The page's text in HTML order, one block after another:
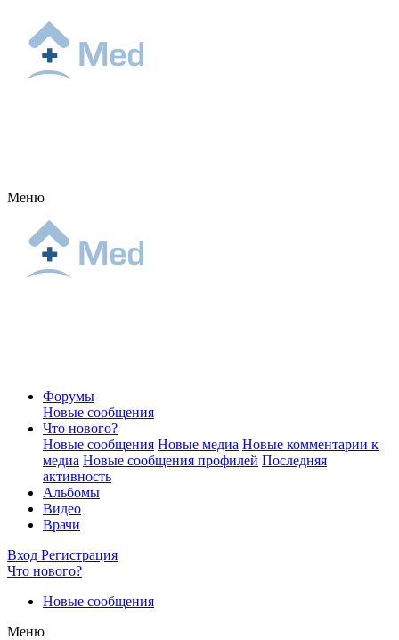
Меню
Форумы
Новые сообщения
Что нового?
Новые сообщения Новые медиа Новые комментарии к
медиа Новые сообщения профилей Последняя
активность
Альбомы
Видео
Врачи
Вход Регистрация
Что нового?
Новые сообщения
Меню